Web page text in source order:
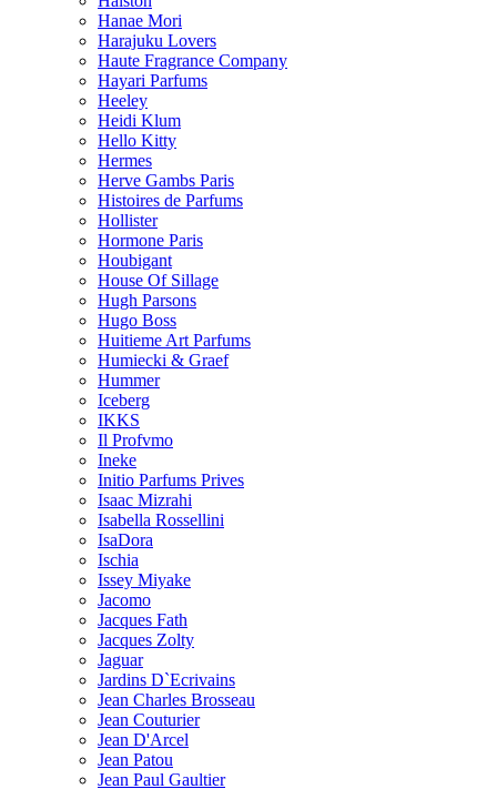
Hanae Mori
Harajuku Lovers
Haute Fragrance Company
Hayari Parfums
Heeley
Heidi Klum
Hello Kitty
Hermes
Herve Gambs Paris
Histoires de Parfums
Hollister
Hormone Paris
Houbigant
House Of Sillage
Hugh Parsons
Hugo Boss
Huitieme Art Parfums
Humiecki & Graef
Hummer
Iceberg
IKKS
Il Profvmo
Ineke
Initio Parfums Prives
Isaac Mizrahi
Isabella Rossellini
IsaDora
Ischia
Issey Miyake
Jacomo
Jacques Fath
Jacques Zolty
Jaguar
Jardins D`Ecrivains
Jean Charles Brosseau
Jean Couturier
Jean D'Arcel
Jean Patou
Jean Paul Gaultier